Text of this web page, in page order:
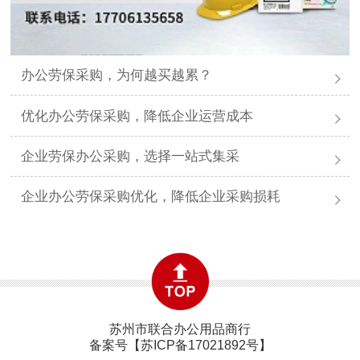
办公劳保采购，为何越买越累？
优化办公劳保采购，降低企业运营成本
企业劳保办公采购，选择一站式集采
企业办公劳保采购优化，降低企业采购损耗
苏州市联合办公用品商行
备案号【苏ICP备17021892号】